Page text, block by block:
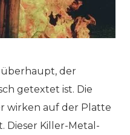
überhaupt, der
getextet ist. Die
wirken auf der Platte
Dieser Killer-Metal-